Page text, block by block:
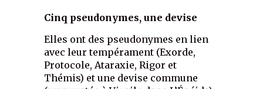
Cinq pseudonymes, une devise
Elles ont des pseudonymes en lien
avec leur tempérament (Exorde,
Protocole, Ataraxie, Rigor et
Thémis) et une devise commune